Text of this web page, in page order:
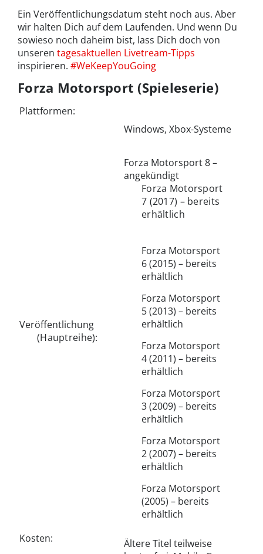
Ein Veröffentlichungsdatum steht noch aus. Aber
wir halten Dich auf dem Laufenden. Und wenn Du
sowieso noch daheim bist, lass Dich doch von
unseren tagesaktuellen Livetream-Tipps
inspirieren. #WeKeepYouGoing
Forza Motorsport (Spieleserie)
Plattformen:
Windows, Xbox-Systeme
Veröffentlichung
(Hauptreihe):
Forza Motorsport 8 –
angekündigt
Forza Motorsport
7 (2017) – bereits
erhältlich
Forza Motorsport
6 (2015) – bereits
erhältlich
Forza Motorsport
5 (2013) – bereits
erhältlich
Forza Motorsport
4 (2011) – bereits
erhältlich
Forza Motorsport
3 (2009) – bereits
erhältlich
Forza Motorsport
2 (2007) – bereits
erhältlich
Forza Motorsport
(2005) – bereits
erhältlich
Kosten:
Ältere Titel teilweise